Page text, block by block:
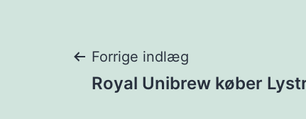
Forrige indlæg
Royal Unibrew køber